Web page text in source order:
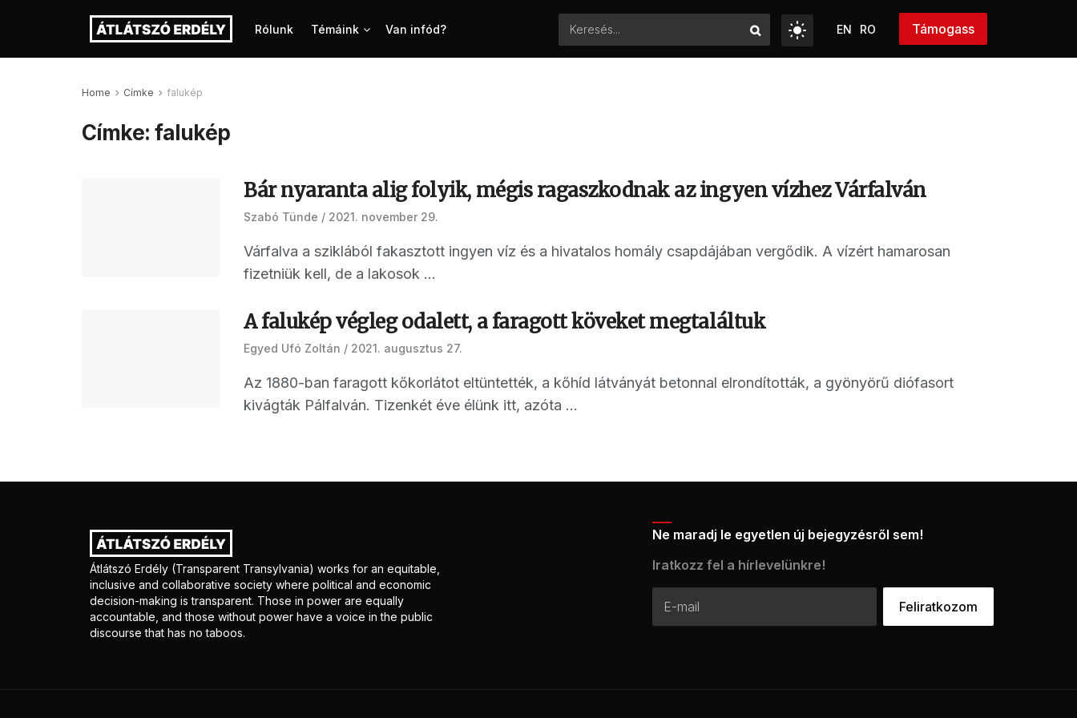
Rólunk Témáink Van infód? EN RO Támogass
Home Címke falukép
Címke:falukép
Bár nyaranta alig folyik, mégis ragaszkodnak az ingyen vízhez Várfalván
Szabó Tünde 2021. november 29.
Várfalva a sziklából fakasztott ingyen víz és a hivatalos homály csapdájában vergődik. A vízért hamarosan
fizetniük kell, de a lakosok ...
A falukép végleg odalett, a faragott köveket megtaláltuk
Egyed Ufó Zoltán 2021. augusztus 27.
Az 1880-ban faragott kőkorlátot eltüntették, a kőhíd látványát betonnal elrondították, a gyönyörű diófasort
kivágták Pálfalván. Tizenkét éve élünk itt, azóta ...
Átlátszó Erdély (Transparent Transylvania) works for an equitable,
inclusive and collaborative society where political and economic
decision-making is transparent. Those in power are equally
accountable, and those without power have a voice in the public
discourse that has no taboos.
Ne maradj le egyetlen új bejegyzésről sem!
Iratkozz fel a hírlevelünkre!